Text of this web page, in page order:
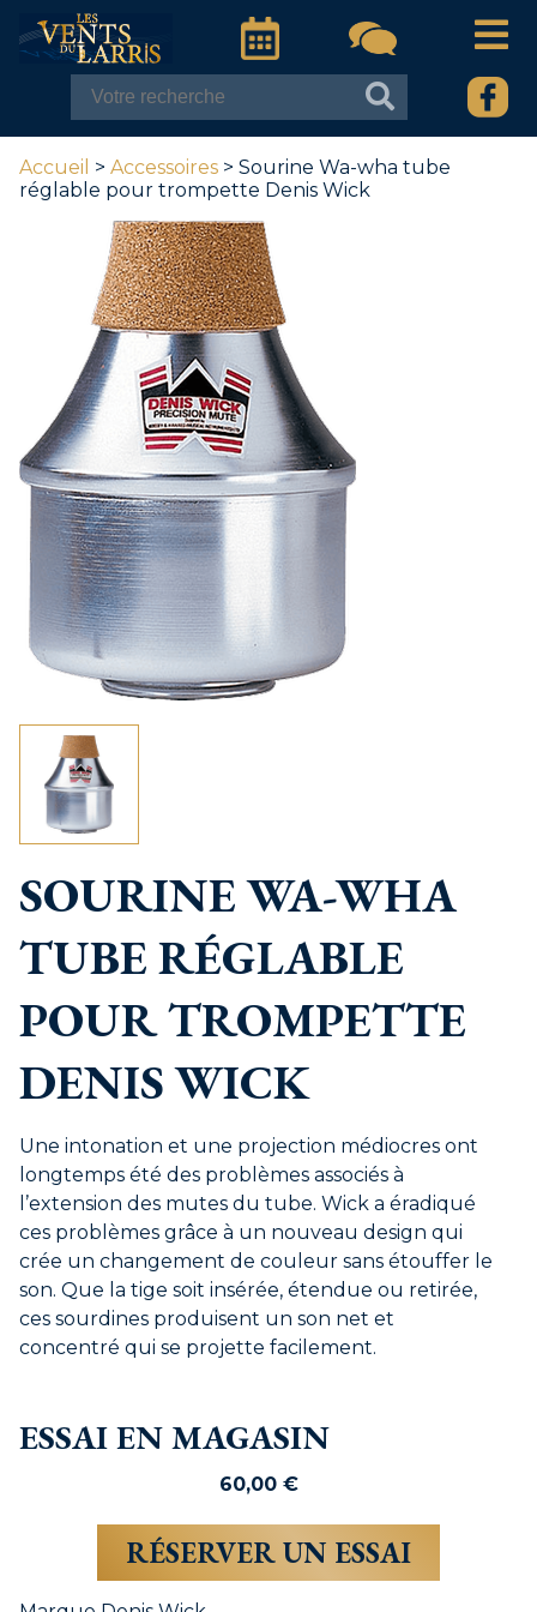
Accueil > Accessoires > Sourine Wa-wha tube
réglable pour trompette Denis Wick
SOURINE WA-WHA
TUBE RÉGLABLE
POUR TROMPETTE
DENIS WICK
Une intonation et une projection médiocres ont
longtemps été des problèmes associés à
l’extension des mutes du tube. Wick a éradiqué
ces problèmes grâce à un nouveau design qui
crée un changement de couleur sans étouffer le
son. Que la tige soit insérée, étendue ou retirée,
ces sourdines produisent un son net et
concentré qui se projette facilement.
ESSAI EN MAGASIN
60,00 €
RÉSERVER UN ESSAI